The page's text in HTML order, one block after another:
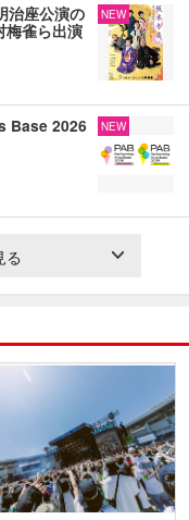
治座公演の
雀ら出演
NEW
Base 2026
NEW
る